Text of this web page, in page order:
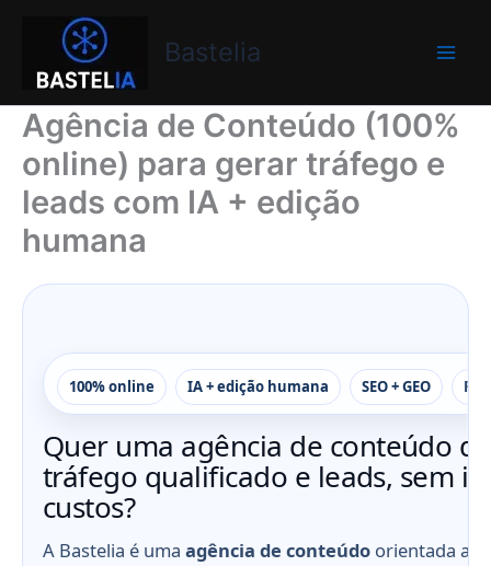
Bastelia
Bastelia
Agência de Conteúdo (100%
online) para gerar tráfego e
leads com IA + edição
humana
100% online IA + edição humana SEO + GEO
Quer uma agência de conteúdo
tráfego qualificado e leads, sem
custos?
A Bastelia é uma agência de conteúdo orientada a